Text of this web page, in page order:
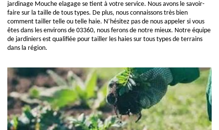
jardinage Mouche elagage se tient à votre service. Nous avons le savoir-
faire sur la taille de tous types. De plus, nous connaissons très bien
comment tailler telle ou telle haie. N’hésitez pas de nous appeler si vous
êtes dans les environs de 03360, nous ferons de notre mieux. Notre équipe
de jardiniers est qualifiée pour tailler les haies sur tous types de terrains
dans la région.